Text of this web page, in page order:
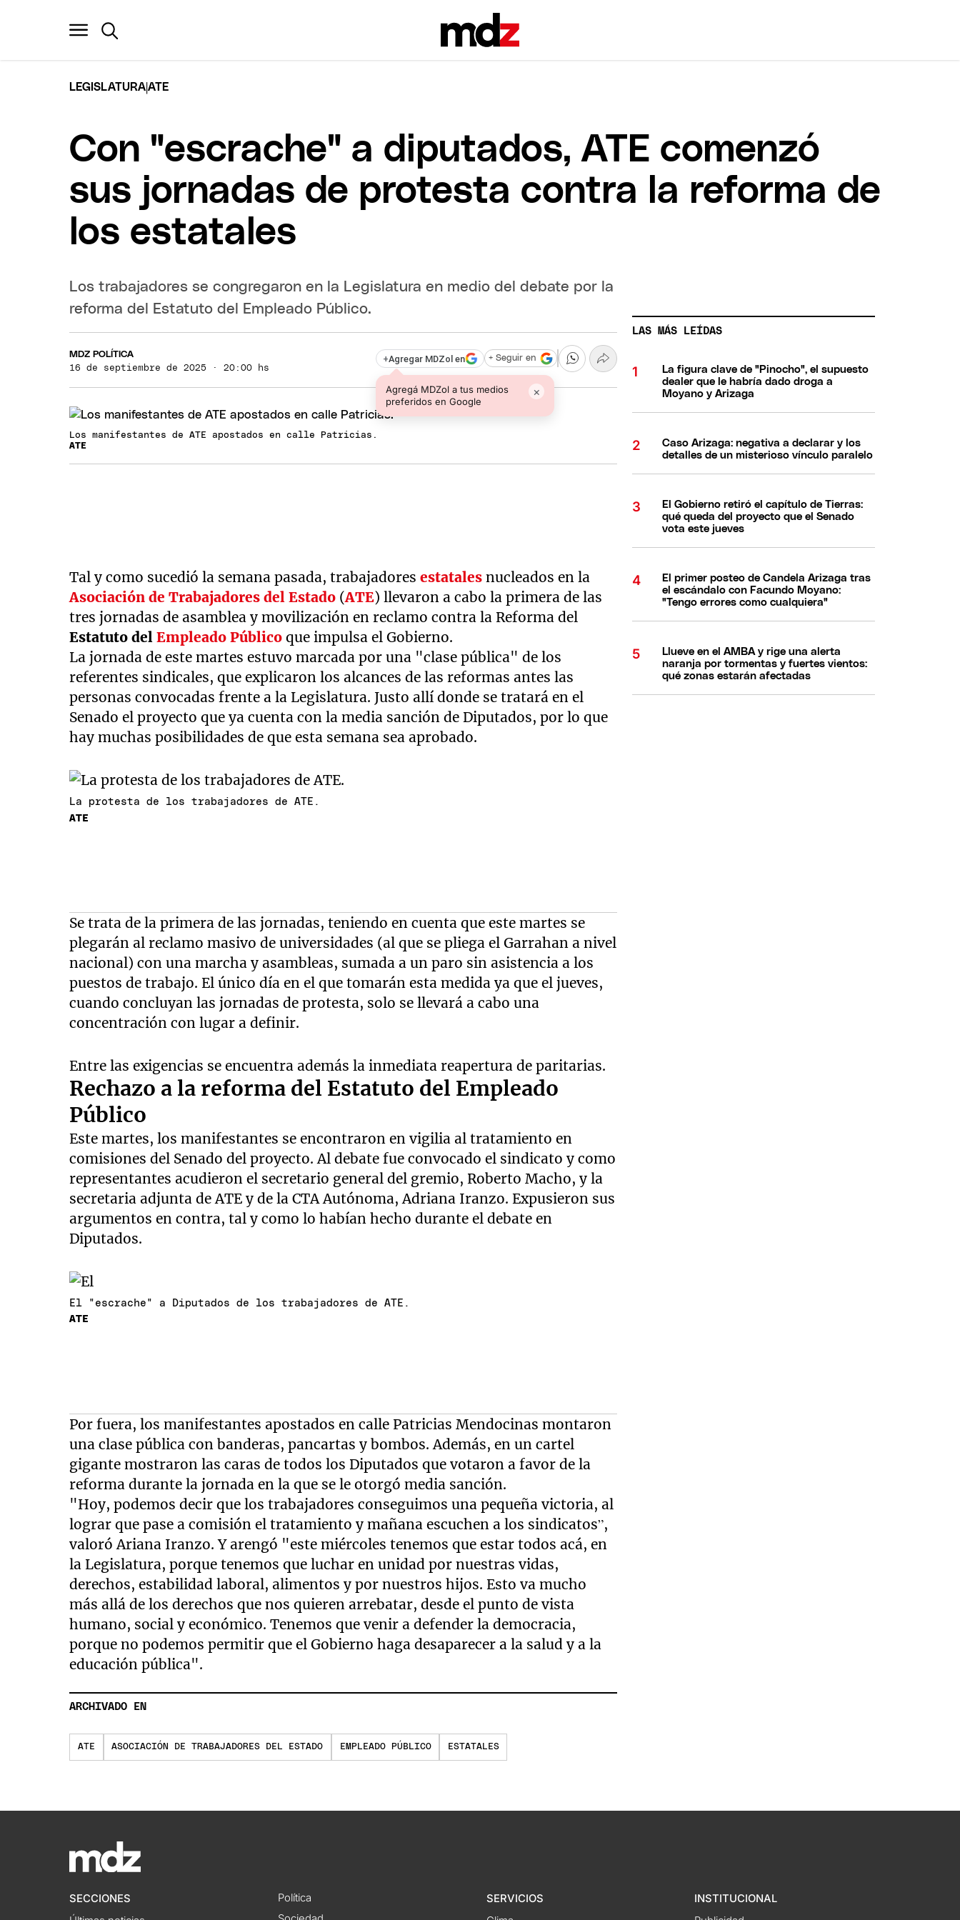
LEGISLATURA|ATE
Con "escrache" a diputados, ATE comenzó
sus jornadas de protesta contra la reforma de
los estatales
Los trabajadores se congregaron en la Legislatura en medio del debate por la
reforma del Estatuto del Empleado Público.
MDZ POLÍTICA
16 de septiembre de 2025 · 20:00 hs
+Agregar MDZol en
Agregá MDZol a tus medios
preferidos en Google
×
+ Seguir en
Los manifestantes de ATE apostados en calle Patricias.
ATE
Tal y como sucedió la semana pasada, trabajadoresestatales nucleados en la
Asociación de Trabajadores del Estado (ATE) llevaron a cabo la primera de las
tres jornadas de asamblea y movilización en reclamo contra la Reforma del
Estatuto delEmpleado Público que impulsa el Gobierno.
La jornada de este martes estuvo marcada por una "clase pública" de los
referentes sindicales, que explicaron los alcances de las reformas antes las
personas convocadas frente a la Legislatura. Justo allí donde se tratará en el
Senado el proyecto que ya cuenta con la media sanción de Diputados, por lo que
hay muchas posibilidades de que esta semana sea aprobado.
La protesta de los trabajadores de ATE.
ATE
Se trata de la primera de las jornadas, teniendo en cuenta que este martes se
plegarán al reclamo masivo de universidades (al que se pliega el Garrahan a nivel
nacional) con una marcha y asambleas, sumada a un paro sin asistencia a los
puestos de trabajo. El único día en el que tomarán esta medida ya que el jueves,
cuando concluyan las jornadas de protesta, solo se llevará a cabo una
concentración con lugar a definir.
Entre las exigencias se encuentra además la inmediata reapertura de paritarias.
Rechazo a la reforma del Estatuto del Empleado
Público
Este martes, los manifestantes se encontraron en vigilia al tratamiento en
comisiones del Senado del proyecto. Al debate fue convocado el sindicato y como
representantes acudieron el secretario general del gremio, Roberto Macho, y la
secretaria adjunta de ATE y de la CTA Autónoma, Adriana Iranzo. Expusieron sus
argumentos en contra, tal y como lo habían hecho durante el debate en
Diputados.
El "escrache" a Diputados de los trabajadores de ATE.
ATE
Por fuera, los manifestantes apostados en calle Patricias Mendocinas montaron
una clase pública con banderas, pancartas y bombos. Además, en un cartel
gigante mostraron las caras de todos los Diputados que votaron a favor de la
reforma durante la jornada en la que se le otorgó media sanción.
"Hoy, podemos decir que los trabajadores conseguimos una pequeña victoria, al
lograr que pase a comisión el tratamiento y mañana escuchen a los sindicatos”,
valoró Ariana Iranzo. Y arengó "este miércoles tenemos que estar todos acá, en
la Legislatura, porque tenemos que luchar en unidad por nuestras vidas,
derechos, estabilidad laboral, alimentos y por nuestros hijos. Esto va mucho
más allá de los derechos que nos quieren arrebatar, desde el punto de vista
humano, social y económico. Tenemos que venir a defender la democracia,
porque no podemos permitir que el Gobierno haga desaparecer a la salud y a la
educación pública".
ARCHIVADO EN
ATE ASOCIACIÓN DE TRABAJADORES DEL ESTADO EMPLEADO PÚBLICO ESTATALES
LAS MÁS LEÍDAS
La figura clave de "Pinocho", el supuesto
dealer que le habría dado droga a
Moyano y Arizaga
Caso Arizaga: negativa a declarar y los
detalles de un misterioso vínculo paralelo
El Gobierno retiró el capítulo de Tierras:
qué queda del proyecto que el Senado
vota este jueves
El primer posteo de Candela Arizaga tras
el escándalo con Facundo Moyano:
"Tengo errores como cualquiera"
Llueve en el AMBA y rige una alerta
naranja por tormentas y fuertes vientos:
qué zonas estarán afectadas
SECCIONES
Política
SERVICIOS
INSTITUCIONAL